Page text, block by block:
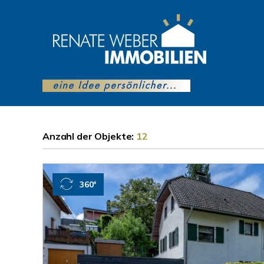
Anzahl der Objekte: 12
360°